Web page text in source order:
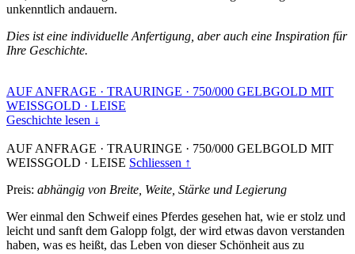
unkenntlich andauern.
Dies ist eine individuelle Anfertigung, aber auch eine Inspiration für
Ihre Geschichte.
AUF ANFRAGE · TRAURINGE · 750/000 GELBGOLD MIT
WEISSGOLD · LEISE
Geschichte lesen ↓
AUF ANFRAGE · TRAURINGE · 750/000 GELBGOLD MIT
WEISSGOLD · LEISE Schliessen ↑
Preis: abhängig von Breite, Weite, Stärke und Legierung
Wer einmal den Schweif eines Pferdes gesehen hat, wie er stolz und
leicht und sanft dem Galopp folgt, der wird etwas davon verstanden
haben, was es heißt, das Leben von dieser Schönheit aus zu